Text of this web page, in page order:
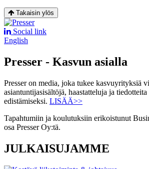
Takaisin ylös
Social link
English
Presser - Kasvun asialla
Presser on media, joka tukee kasvuyrityksiä
asiantuntijasisältöjä, haastatteluja ja
edistämiseksi. LISÄÄ>>
Tapahtumiin ja koulutuksiin erikoistunut
osa Presser Oy:tä.
JULKAISUJAMME